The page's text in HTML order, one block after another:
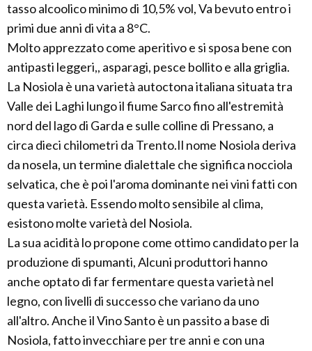
tasso alcoolico minimo di 10,5% vol, Va bevuto entro i
primi due anni di vita a 8°C.
Molto apprezzato come aperitivo e si sposa bene con
antipasti leggeri,, asparagi, pesce bollito e alla griglia.
La Nosiola è una varietà autoctona italiana situata tra
Valle dei Laghi lungo il fiume Sarco fino all'estremità
nord del lago di Garda e sulle colline di Pressano, a
circa dieci chilometri da Trento.Il nome Nosiola deriva
da nosela, un termine dialettale che significa nocciola
selvatica, che è poi l'aroma dominante nei vini fatti con
questa varietà. Essendo molto sensibile al clima,
esistono molte varietà del Nosiola.
La sua acidità lo propone come ottimo candidato per la
produzione di spumanti, Alcuni produttori hanno
anche optato di far fermentare questa varietà nel
legno, con livelli di successo che variano da uno
all'altro. Anche il Vino Santo è un passito a base di
Nosiola, fatto invecchiare per tre anni e con una